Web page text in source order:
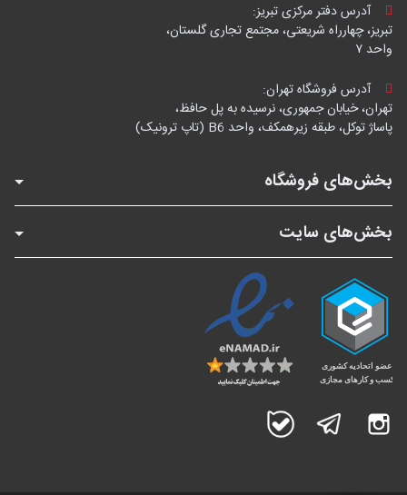
آدرس دفتر مرکزی تبریز:
تبریز، چهارراه شریعتی، مجتمع تجاری گلستان،
واحد ۷
آدرس فروشگاه تهران:
تهران، خیابان جمهوری، نرسیده به پل حافظ،
پاساژ توکل، طبقه زیرهمکف، واحد B6 (تاپ ترونیک)
بخش‌های فروشگاه
بخش‌های سایت
اینستاگرام تلگرام